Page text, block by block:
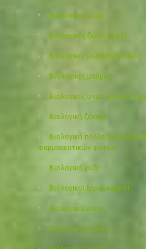
Βιολογικές ελιές
Βιολογικές ζωοτροφές
Βιολογικές μελισσοτροφές
Βιολογικές μπύρες
Βιολογικές υπερτροφές
Βιολογική ζάχαρη
Βιολογικό
φαρμακευτικών φυτών
Βιολογικό ρύζι
Βιολογικοί ξηροί καρποί
Βιολογικοί οίνοι
Βιολογικοί σπόροι